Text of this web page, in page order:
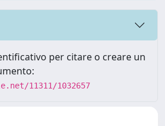
per citare o creare un
11311/1032657